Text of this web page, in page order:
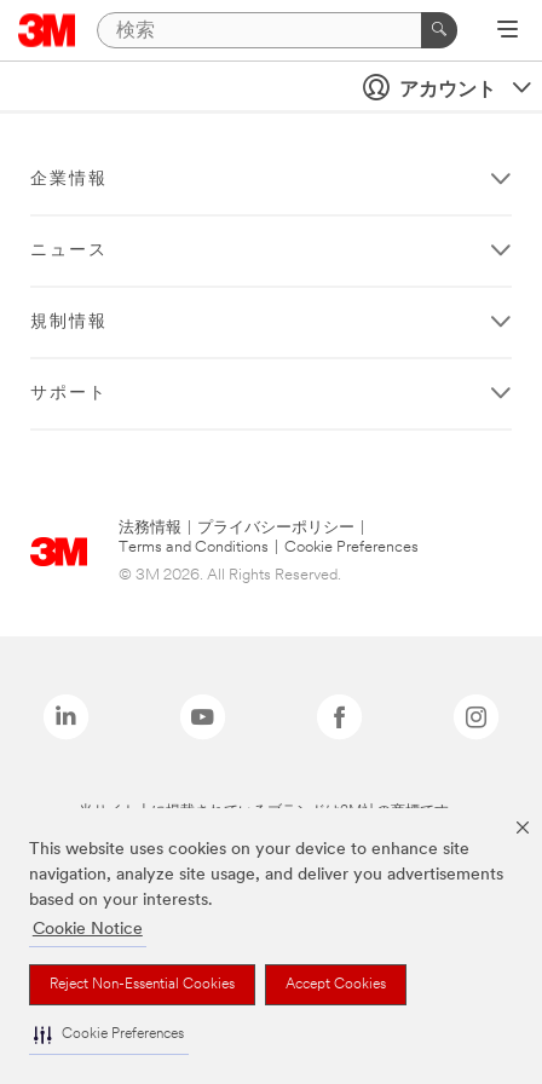
This website uses cookies on your device to enhance site
navigation, analyze site usage, and deliver you advertisements
based on your interests.
Cookie Notice
Reject Non-Essential Cookies Accept Cookies
Cookie Preferences
アカウント
企業情報
ニュース
規制情報
サポート
法務情報 プライバシーポリシー
Terms and Conditions
Cookie Preferences
© 3M 2026. All Rights Reserved.
当サイト上に掲載されているブランドは3M社の商標です。